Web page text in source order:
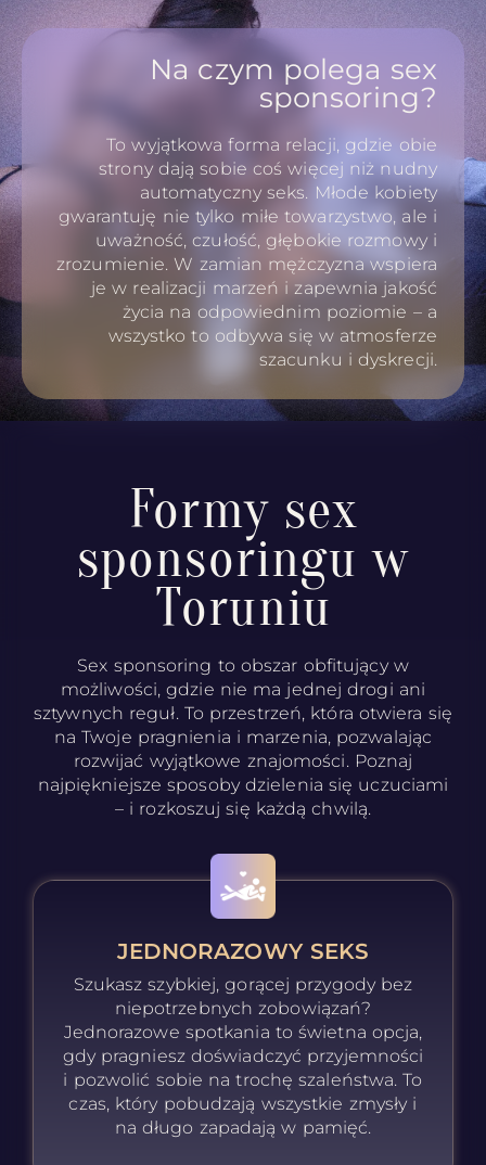
Na czym polega sex
sponsoring?
To wyjątkowa forma relacji, gdzie obie
strony dają sobie coś więcej niż nudny
automatyczny seks. Młode kobiety
gwarantuję nie tylko miłe towarzystwo, ale i
uważność, czułość, głębokie rozmowy i
zrozumienie. W zamian mężczyzna wspiera
je w realizacji marzeń i zapewnia jakość
życia na odpowiednim poziomie – a
wszystko to odbywa się w atmosferze
szacunku i dyskrecji.
Formy sex
sponsoringu w
Toruniu
Sex sponsoring to obszar obfitujący w
możliwości, gdzie nie ma jednej drogi ani
sztywnych reguł. To przestrzeń, która otwiera się
na Twoje pragnienia i marzenia, pozwalając
rozwijać wyjątkowe znajomości. Poznaj
najpiękniejsze sposoby dzielenia się uczuciami
– i rozkoszuj się każdą chwilą.
JEDNORAZOWY SEKS
Szukasz szybkiej, gorącej przygody bez
niepotrzebnych zobowiązań?
Jednorazowe spotkania to świetna opcja,
gdy pragniesz doświadczyć przyjemności
i pozwolić sobie na trochę szaleństwa. To
czas, który pobudzają wszystkie zmysły i
na długo zapadają w pamięć.